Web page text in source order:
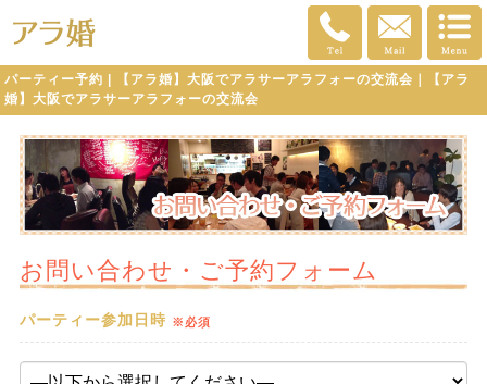
パーティー予約 | 【アラ婚】大阪でアラサーアラフォーの交流会｜【アラ
婚】大阪でアラサーアラフォーの交流会
お問い合わせ・ご予約フォーム
パーティー参加日時 ※必須